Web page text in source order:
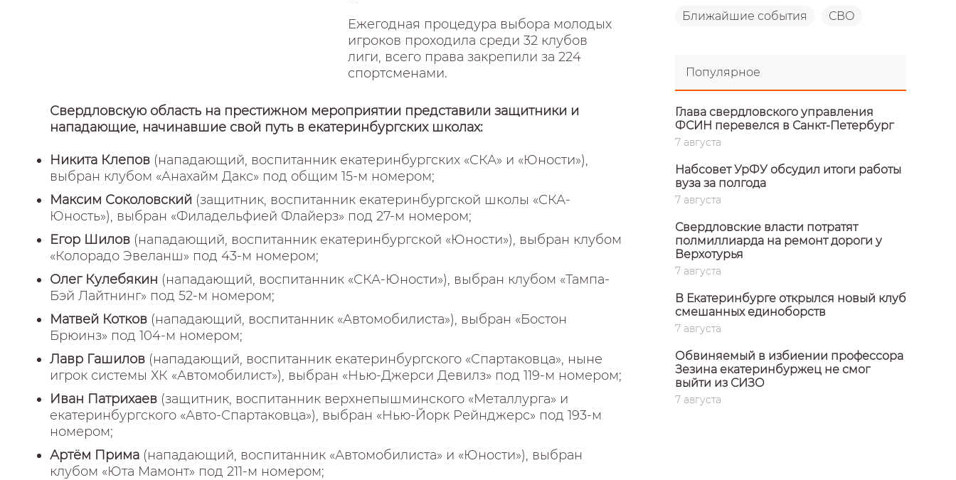
Ежегодная процедура выбора молодых
игроков проходила среди 32 клубов
лиги, всего права закрепили за 224
спортсменами.
Свердловскую область на престижном мероприятии представили защитники и
нападающие, начинавшие свой путь в екатеринбургских школах:
Никита Клепов (нападающий, воспитанник екатеринбургских «СКА» и «Юности»),
выбран клубом «Анахайм Дакс» под общим 15-м номером;
Максим Соколовский (защитник, воспитанник екатеринбургской школы «СКА-
Юность»), выбран «Филадельфией Флайерз» под 27-м номером;
Егор Шилов (нападающий, воспитанник екатеринбургской «Юности»), выбран клубом
«Колорадо Эвеланш» под 43-м номером;
Олег Кулебякин (нападающий, воспитанник «СКА-Юности»), выбран клубом «Тампа-
Бэй Лайтнинг» под 52-м номером;
Матвей Котков (нападающий, воспитанник «Автомобилиста»), выбран «Бостон
Брюинз» под 104-м номером;
Лавр Гашилов (нападающий, воспитанник екатеринбургского «Спартаковца», ныне
игрок системы ХК «Автомобилист»), выбран «Нью-Джерси Девилз» под 119-м номером;
Иван Патрихаев (защитник, воспитанник верхнепышминского «Металлурга» и
екатеринбургского «Авто-Спартаковца»), выбран «Нью-Йорк Рейнджерс» под 193-м
номером;
Артём Прима (нападающий, воспитанник «Автомобилиста» и «Юности»), выбран
клубом «Юта Мамонт» под 211-м номером;
Ближайшие события СВО
Популярное
Глава свердловского управления
ФСИН перевелся в Санкт-Петербург
7 августа
Набсовет УрФУ обсудил итоги работы
вуза за полгода
7 августа
Свердловские власти потратят
полмиллиарда на ремонт дороги у
Верхотурья
7 августа
В Екатеринбурге открылся новый клуб
смешанных единоборств
7 августа
Обвиняемый в избиении профессора
Зезина екатеринбуржец не смог
выйти из СИЗО
7 августа